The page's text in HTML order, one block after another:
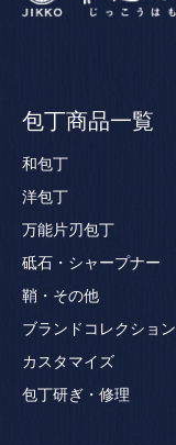
包丁商品一覧
和包丁
洋包丁
万能片刃包丁
砥石・シャープナー
鞘・その他
ブランドコレクション
カスタマイズ
包丁研ぎ・修理